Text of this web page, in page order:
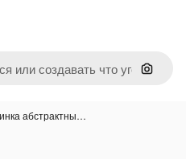
Поиск
абстрактны…